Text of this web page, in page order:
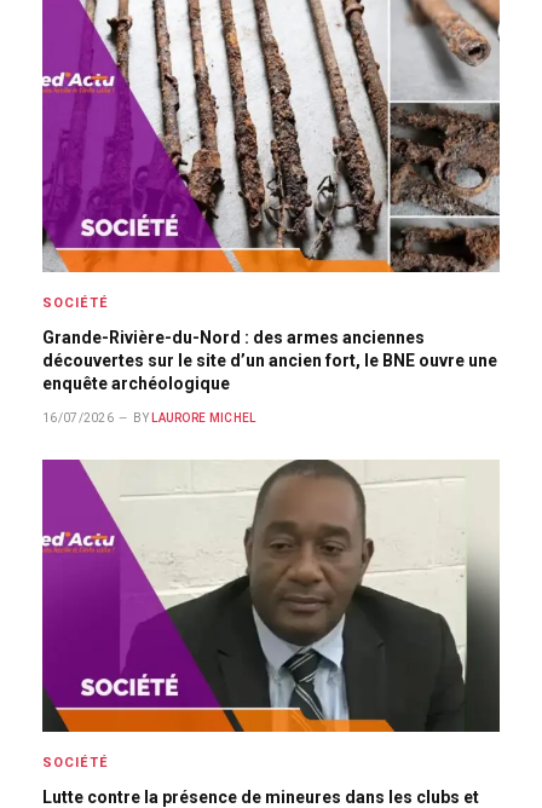
SOCIÉTÉ
Grande-Rivière-du-Nord : des armes anciennes
découvertes sur le site d’un ancien fort, le BNE ouvre une
enquête archéologique
16/07/2026 BY LAURORE MICHEL
SOCIÉTÉ
Lutte contre la présence de mineures dans les clubs et